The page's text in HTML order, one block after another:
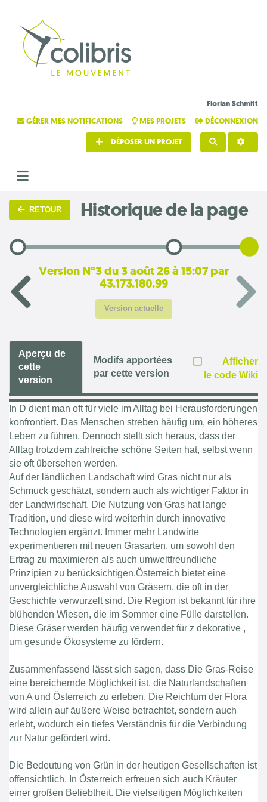
Florian Schmitt
GÉRER MES NOTIFICATIONS
MES PROJETS DÉCONNEXION
DÉPOSER UN PROJET
RETOUR Historique de la page
Version N°3 du 3 août 26 à 15:07 par
43.173.180.99
Version actuelle
Aperçu de
cette
version
Modifs apportées
par cette version
Afficher
le code Wiki